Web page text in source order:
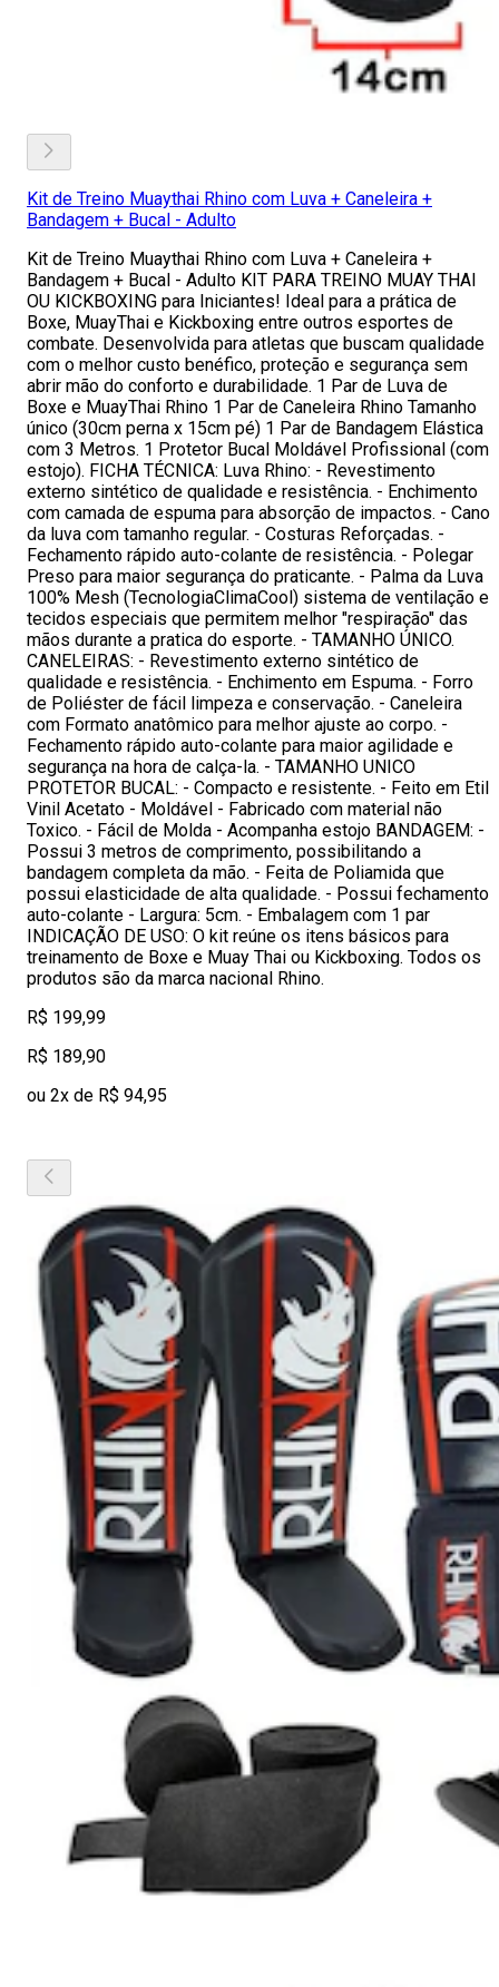
Kit de Treino Muaythai Rhino com Luva + Caneleira +
Bandagem + Bucal - Adulto
Kit de Treino Muaythai Rhino com Luva + Caneleira +
Bandagem + Bucal - Adulto KIT PARA TREINO MUAY THAI
OU KICKBOXING para Iniciantes! Ideal para a prática de
Boxe, MuayThai e Kickboxing entre outros esportes de
combate. Desenvolvida para atletas que buscam qualidade
com o melhor custo benéfico, proteção e segurança sem
abrir mão do conforto e durabilidade. 1 Par de Luva de
Boxe e MuayThai Rhino 1 Par de Caneleira Rhino Tamanho
único (30cm perna x 15cm pé) 1 Par de Bandagem Elástica
com 3 Metros. 1 Protetor Bucal Moldável Profissional (com
estojo). FICHA TÉCNICA: Luva Rhino: - Revestimento
externo sintético de qualidade e resistência. - Enchimento
com camada de espuma para absorção de impactos. - Cano
da luva com tamanho regular. - Costuras Reforçadas. -
Fechamento rápido auto-colante de resistência. - Polegar
Preso para maior segurança do praticante. - Palma da Luva
100% Mesh (TecnologiaClimaCool) sistema de ventilação e
tecidos especiais que permitem melhor "respiração" das
mãos durante a pratica do esporte. - TAMANHO ÚNICO.
CANELEIRAS: - Revestimento externo sintético de
qualidade e resistência. - Enchimento em Espuma. - Forro
de Poliéster de fácil limpeza e conservação. - Caneleira
com Formato anatômico para melhor ajuste ao corpo. -
Fechamento rápido auto-colante para maior agilidade e
segurança na hora de calça-la. - TAMANHO UNICO
PROTETOR BUCAL: - Compacto e resistente. - Feito em Etil
Vinil Acetato - Moldável - Fabricado com material não
Toxico. - Fácil de Molda - Acompanha estojo BANDAGEM: -
Possui 3 metros de comprimento, possibilitando a
bandagem completa da mão. - Feita de Poliamida que
possui elasticidade de alta qualidade. - Possui fechamento
auto-colante - Largura: 5cm. - Embalagem com 1 par
INDICAÇÃO DE USO: O kit reúne os itens básicos para
treinamento de Boxe e Muay Thai ou Kickboxing. Todos os
produtos são da marca nacional Rhino.
R$ 199,99
R$ 189,90
ou 2x de R$ 94,95